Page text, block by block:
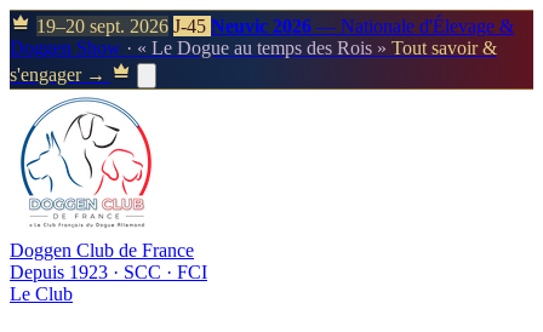
19–20 sept. 2026 J-45 Neuvic 2026 — Nationale d'Élevage &
Doggen Show · « Le Dogue au temps des Rois » Tout savoir &
s'engager →
Doggen Club de France
Depuis 1923 · SCC · FCI
Le Club